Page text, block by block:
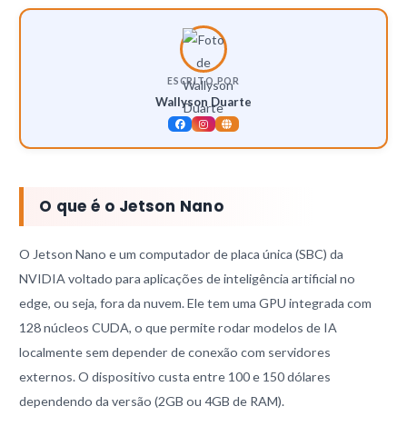
ESCRITO POR
Wallyson Duarte
O que é o Jetson Nano
O Jetson Nano e um computador de placa única (SBC) da
NVIDIA voltado para aplicações de inteligência artificial no
edge, ou seja, fora da nuvem. Ele tem uma GPU integrada com
128 núcleos CUDA, o que permite rodar modelos de IA
localmente sem depender de conexão com servidores
externos. O dispositivo custa entre 100 e 150 dólares
dependendo da versão (2GB ou 4GB de RAM).